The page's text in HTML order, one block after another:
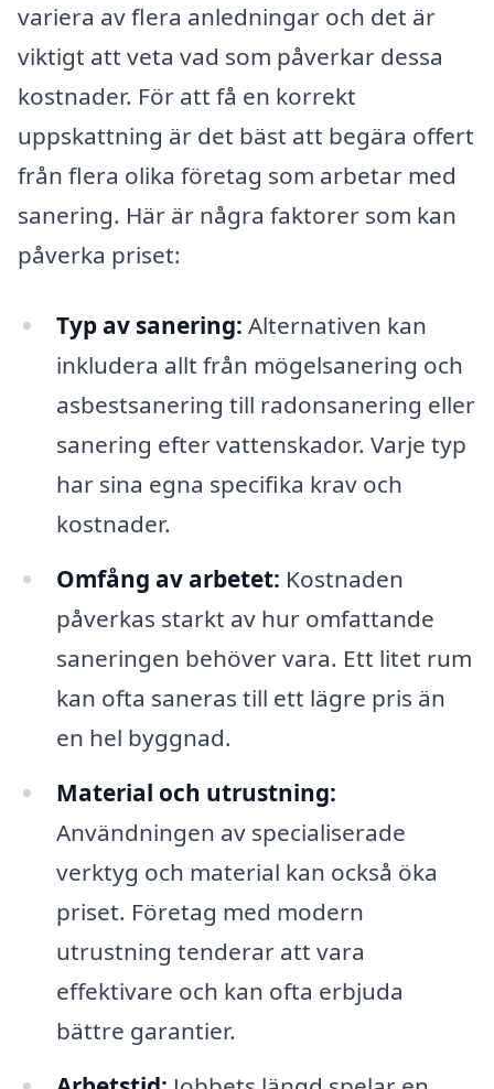
variera av flera anledningar och det är
viktigt att veta vad som påverkar dessa
kostnader. För att få en korrekt
uppskattning är det bäst att begära offert
från flera olika företag som arbetar med
sanering. Här är några faktorer som kan
påverka priset:
Typ av sanering: Alternativen kan
inkludera allt från mögelsanering och
asbestsanering till radonsanering eller
sanering efter vattenskador. Varje typ
har sina egna specifika krav och
kostnader.
Omfång av arbetet: Kostnaden
påverkas starkt av hur omfattande
saneringen behöver vara. Ett litet rum
kan ofta saneras till ett lägre pris än
en hel byggnad.
Material och utrustning:
Användningen av specialiserade
verktyg och material kan också öka
priset. Företag med modern
utrustning tenderar att vara
effektivare och kan ofta erbjuda
bättre garantier.